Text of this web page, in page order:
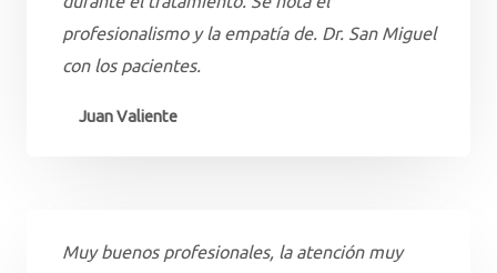
profesionalismo y la empatía de. Dr. San Miguel
con los pacientes.
Juan Valiente
Muy buenos profesionales, la atención muy